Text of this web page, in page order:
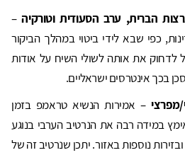
הברית, ערב הסעודית וטורקיה–
כפי שבא לידי ביטוי במהלך הביקור
לדחוק את אותה לשולי השיח על אודות
בכך אינטרסים ישראליים.
מפרצי– אמירות הנשיא טראמפ בזמן
במידה רבה את הנרטיב הערבי בנוגע
נוספות באזור. יתכן שנרטיב זה של